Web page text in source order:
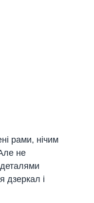
рами, нічим
не
дзеркал і